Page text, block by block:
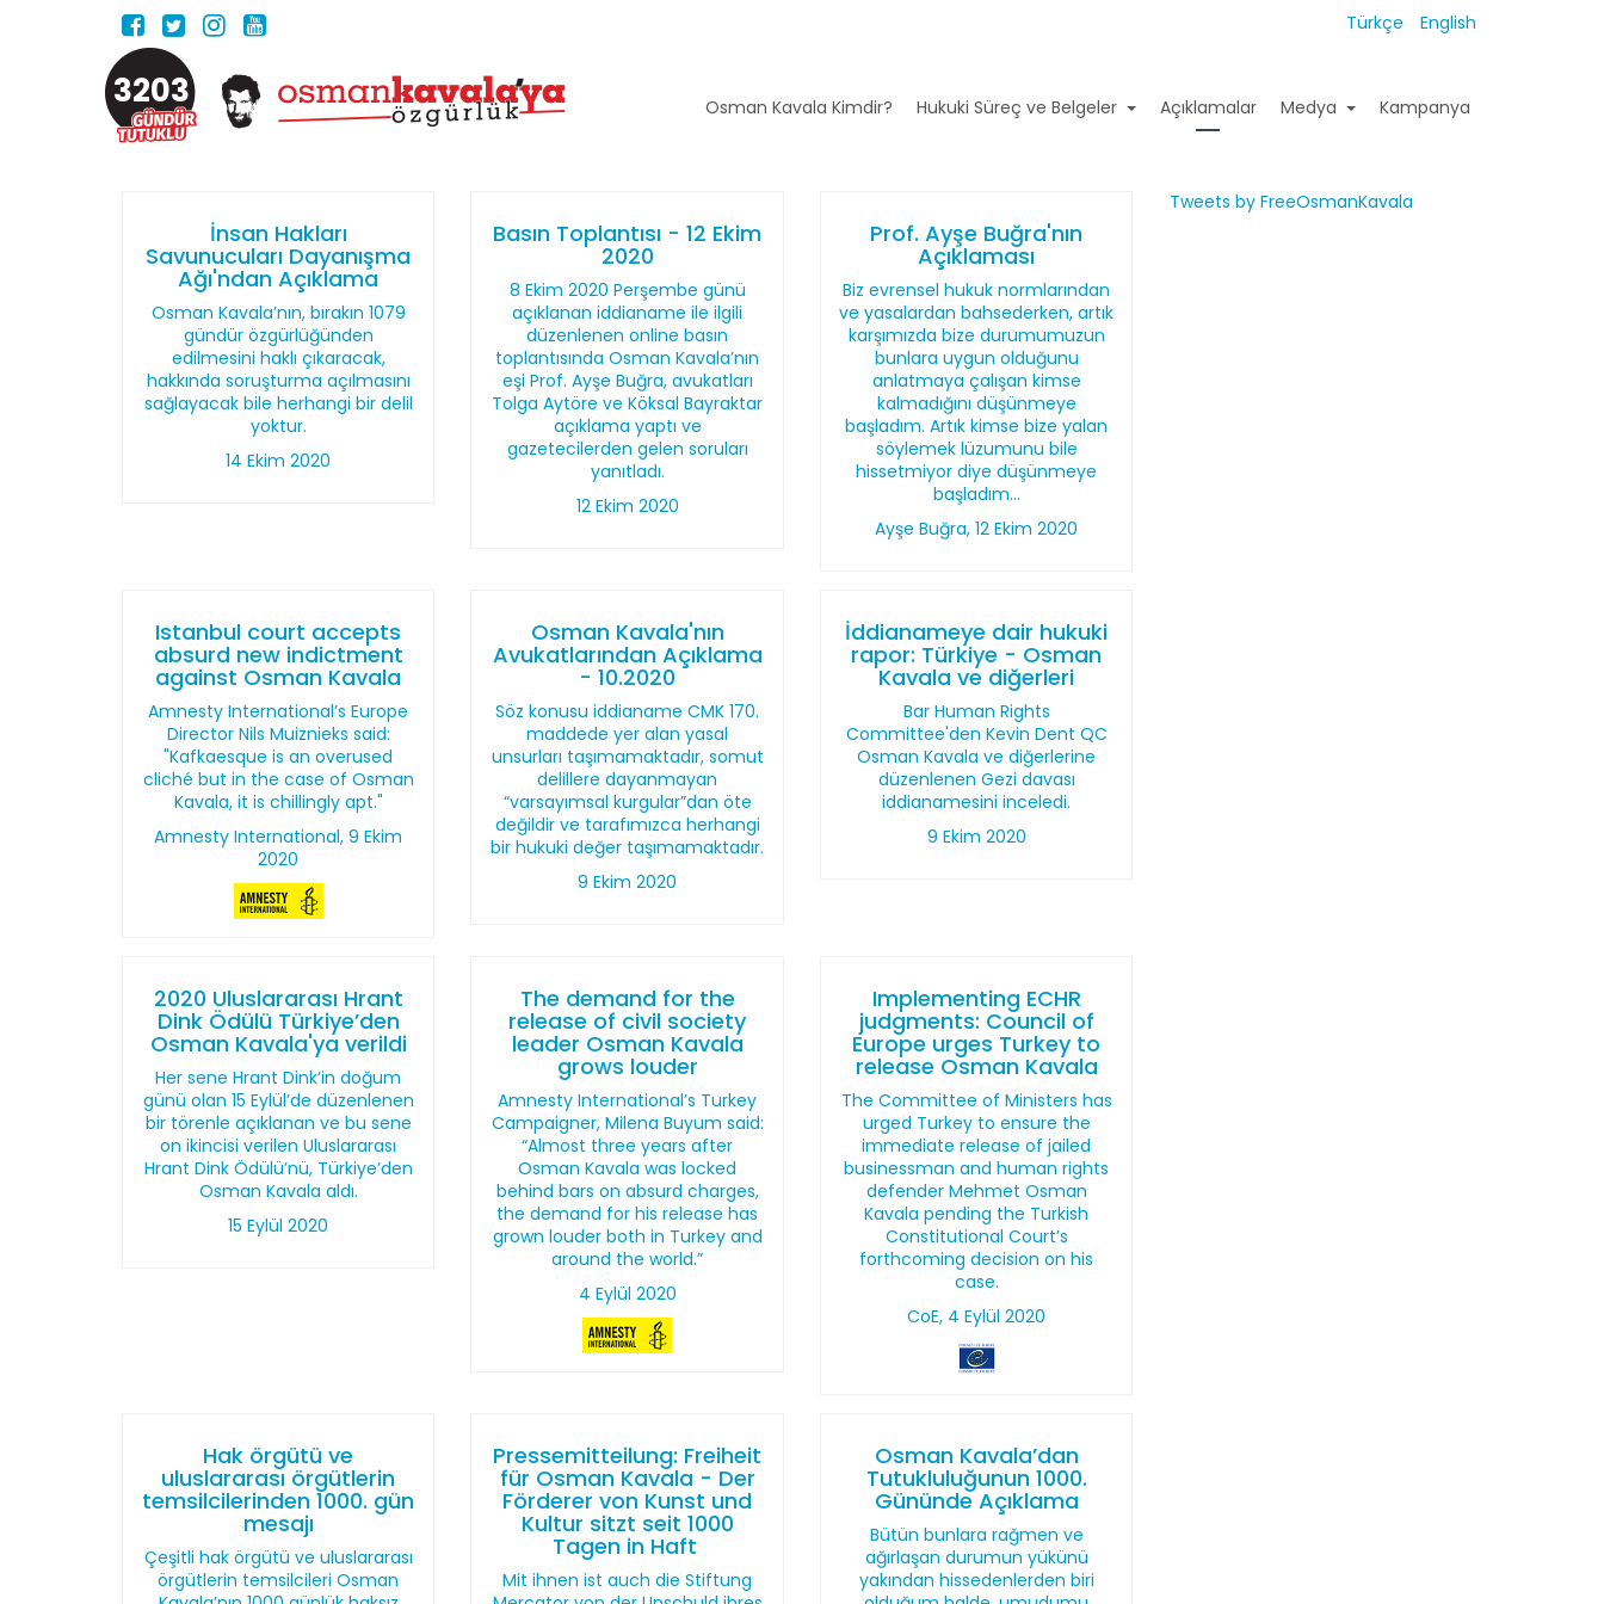
Türkçe English
3203 Osman Kavala Kimdir? Hukuki Süreç ve Belgeler Açıklamalar Medya Kampanya
İnsan Hakları
Savunucuları Dayanışma
Ağı'ndan Açıklama
Osman Kavala’nın, bırakın 1079
gündür özgürlüğünden
edilmesini haklı çıkaracak,
hakkında soruşturma açılmasını
sağlayacak bile herhangi bir delil
yoktur.
14 Ekim 2020
Basın Toplantısı - 12 Ekim
2020
8 Ekim 2020 Perşembe günü
açıklanan iddianame ile ilgili
düzenlenen online basın
toplantısında Osman Kavala’nın
eşi Prof. Ayşe Buğra, avukatları
Tolga Aytöre ve Köksal Bayraktar
açıklama yaptı ve
gazetecilerden gelen soruları
yanıtladı.
12 Ekim 2020
Prof. Ayşe Buğra'nın
Açıklaması
Biz evrensel hukuk normlarından
ve yasalardan bahsederken, artık
karşımızda bize durumumuzun
bunlara uygun olduğunu
anlatmaya çalışan kimse
kalmadığını düşünmeye
başladım. Artık kimse bize yalan
söylemek lüzumunu bile
hissetmiyor diye düşünmeye
başladım...
Ayşe Buğra, 12 Ekim 2020
Istanbul court accepts
absurd new indictment
against Osman Kavala
Amnesty International’s Europe
Director Nils Muiznieks said:
"Kafkaesque is an overused
cliché but in the case of Osman
Kavala, it is chillingly apt."
Amnesty International, 9 Ekim
2020
Osman Kavala'nın
Avukatlarından Açıklama
- 10.2020
Söz konusu iddianame CMK 170.
maddede yer alan yasal
unsurları taşımamaktadır, somut
delillere dayanmayan
“varsayımsal kurgular”dan öte
değildir ve tarafımızca herhangi
bir hukuki değer taşımamaktadır.
9 Ekim 2020
İddianameye dair hukuki
rapor: Türkiye - Osman
Kavala ve diğerleri
Bar Human Rights
Committee'den Kevin Dent QC
Osman Kavala ve diğerlerine
düzenlenen Gezi davası
iddianamesini inceledi.
9 Ekim 2020
2020 Uluslararası Hrant
Dink Ödülü Türkiye’den
Osman Kavala'ya verildi
Her sene Hrant Dink’in doğum
günü olan 15 Eylül’de düzenlenen
bir törenle açıklanan ve bu sene
on ikincisi verilen Uluslararası
Hrant Dink Ödülü’nü, Türkiye’den
Osman Kavala aldı.
15 Eylül 2020
The demand for the
release of civil society
leader Osman Kavala
grows louder
Amnesty International’s Turkey
Campaigner, Milena Buyum said:
“Almost three years after
Osman Kavala was locked
behind bars on absurd charges,
the demand for his release has
grown louder both in Turkey and
around the world.”
4 Eylül 2020
Implementing ECHR
judgments: Council of
Europe urges Turkey to
release Osman Kavala
The Committee of Ministers has
urged Turkey to ensure the
immediate release of jailed
businessman and human rights
defender Mehmet Osman
Kavala pending the Turkish
Constitutional Court’s
forthcoming decision on his
case.
CoE, 4 Eylül 2020
Hak örgütü ve
uluslararası örgütlerin
temsilcilerinden 1000. gün
mesajı
Çeşitli hak örgütü ve uluslararası
örgütlerin temsilcileri Osman
Pressemitteilung: Freiheit
für Osman Kavala - Der
Förderer von Kunst und
Kultur sitzt seit 1000
Tagen in Haft
Mit ihnen ist auch die Stiftung
Osman Kavala’dan
Tutukluluğunun 1000.
Gününde Açıklama
Bütün bunlara rağmen ve
ağırlaşan durumun yükünü
yakından hissedenlerden biri
Tweets by FreeOsmanKavala